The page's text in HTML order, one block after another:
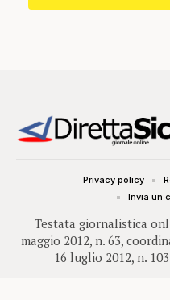
Testata giornalistica
maggio 2012, n. 63,
16 luglio 2012, n.
Privacy policy
Invia un